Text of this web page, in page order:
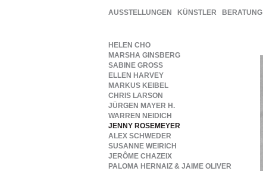
AUSSTELLUNGEN KÜNSTLER BERATUNG
HELEN CHO
MARSHA GINSBERG
SABINE GROSS
ELLEN HARVEY
MARKUS KEIBEL
CHRIS LARSON
JÜRGEN MAYER H.
WARREN NEIDICH
JENNY ROSEMEYER
ALEX SCHWEDER
SUSANNE WEIRICH
JERÔME CHAZEIX
PALOMA HERNAIZ & JAIME OLIVER